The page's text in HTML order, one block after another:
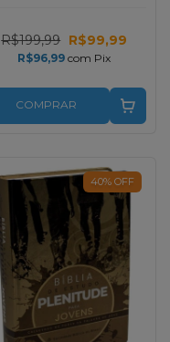
R$199,99 R$99,99
R$96,99com Pix
COMPRAR
40% OFF